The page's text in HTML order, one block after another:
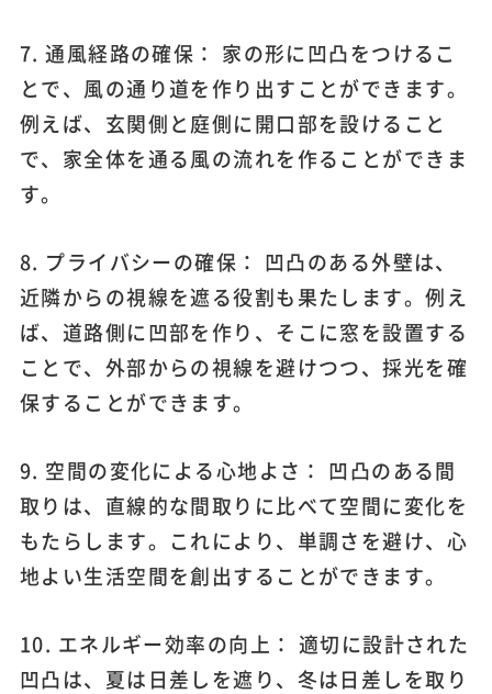
7. 通風経路の確保： 家の形に凹凸をつけるこ
とで、風の通り道を作り出すことができます。
例えば、玄関側と庭側に開口部を設けること
で、家全体を通る風の流れを作ることができま
す。
8. プライバシーの確保： 凹凸のある外壁は、
近隣からの視線を遮る役割も果たします。例え
ば、道路側に凹部を作り、そこに窓を設置する
ことで、外部からの視線を避けつつ、採光を確
保することができます。
9. 空間の変化による心地よさ： 凹凸のある間
取りは、直線的な間取りに比べて空間に変化を
もたらします。これにより、単調さを避け、心
地よい生活空間を創出することができます。
10. エネルギー効率の向上： 適切に設計された
凹凸は、夏は日差しを遮り、冬は日差しを取り